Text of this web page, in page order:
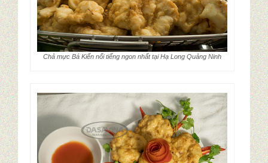
Chả mực Bá Kiến nổi tiếng ngon nhất tại Hạ Long Quảng Ninh